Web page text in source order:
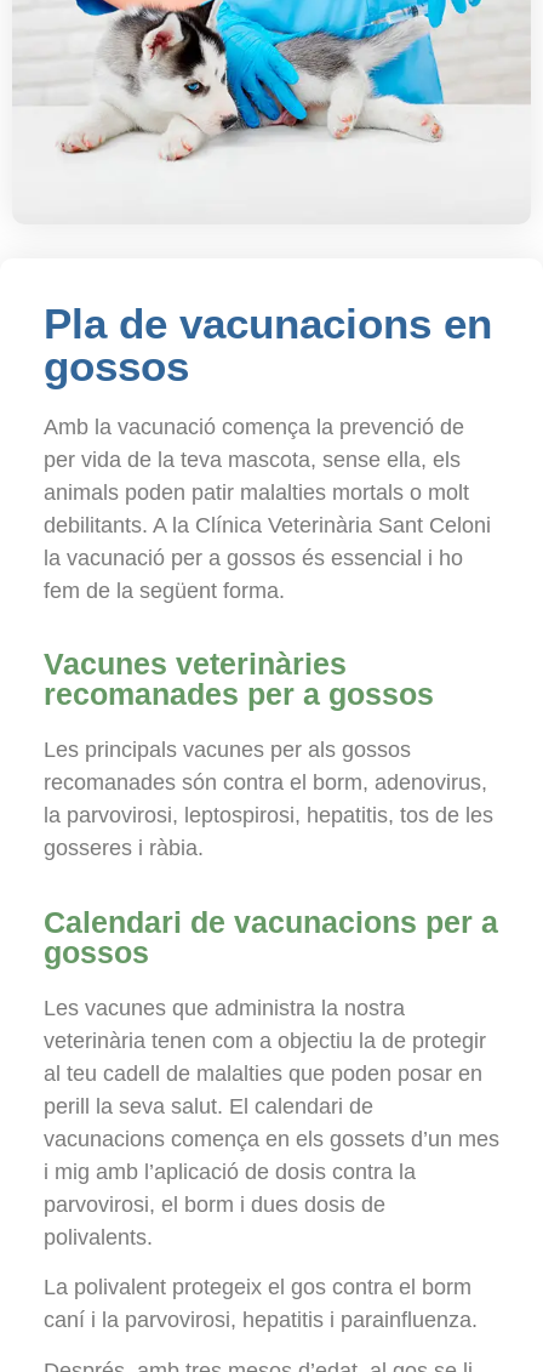
Pla de vacunacions en
gossos
Amb la vacunació comença la prevenció de
per vida de la teva mascota, sense ella, els
animals poden patir malalties mortals o molt
debilitants. A la Clínica Veterinària Sant Celoni
la vacunació per a gossos és essencial i ho
fem de la següent forma.
Vacunes veterinàries
recomanades per a gossos
Les principals vacunes per als gossos
recomanades són contra el borm, adenovirus,
la parvovirosi, leptospirosi, hepatitis, tos de les
gosseres i ràbia.
Calendari de vacunacions per a
gossos
Les vacunes que administra la nostra
veterinària tenen com a objectiu la de protegir
al teu cadell de malalties que poden posar en
perill la seva salut. El calendari de
vacunacions comença en els gossets d’un mes
i mig amb l’aplicació de dosis contra la
parvovirosi, el borm i dues dosis de
polivalents.
La polivalent protegeix el gos contra el borm
caní i la parvovirosi, hepatitis i parainfluenza.